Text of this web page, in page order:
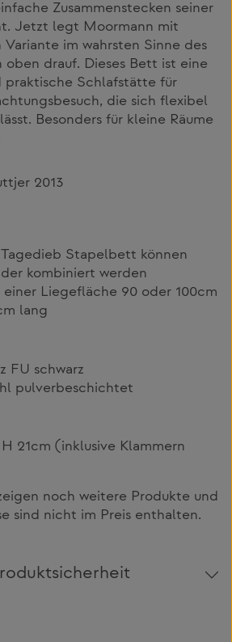
Zusammenstecken seiner
Jetzt legt Moormann mit
im wahrsten Sinne des
oben drauf. Dieses Bett ist eine
praktische Schlafstätte für
die sich flexibel
Besonders für kleine Räume
2013
Stapelbett können
kombiniert werden
Liegefläche 90 oder 100cm
lang
FU schwarz
pulverbeschichtet
H 21cm (inklusive Klammern
noch weitere Produkte und
sind nicht im Preis enthalten.